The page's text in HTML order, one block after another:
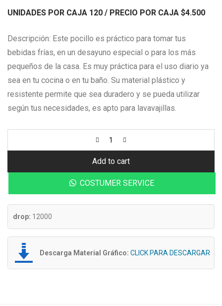
UNIDADES POR CAJA 120 / PRECIO POR CAJA $4.500
Descripción: Este pocillo es práctico para tomar tus
bebidas frías, en un desayuno especial o para los más
pequeños de la casa. Es muy práctica para el uso diario ya
sea en tu cocina o en tu baño. Su material plástico y
resistente permite que sea duradero y se pueda utilizar
según tus necesidades, es apto para lavavajillas.
Add to cart
COSTUMER SERVICE
drop: 12000
Descarga Material Gráfico: CLICK PARA DESCARGAR